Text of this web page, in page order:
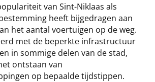
van Sint-Niklaas als
heeft bijgedragen aan
het aantal voertuigen op de weg.
met de beperkte infrastructuur
in sommige delen van de stad,
ontstaan ​​van
op bepaalde tijdstippen.